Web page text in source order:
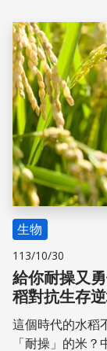
的治療方法，她
生物
113/10/30
給你耐操又
稻對抗生存
這個時代的水稻
「耐操」的米